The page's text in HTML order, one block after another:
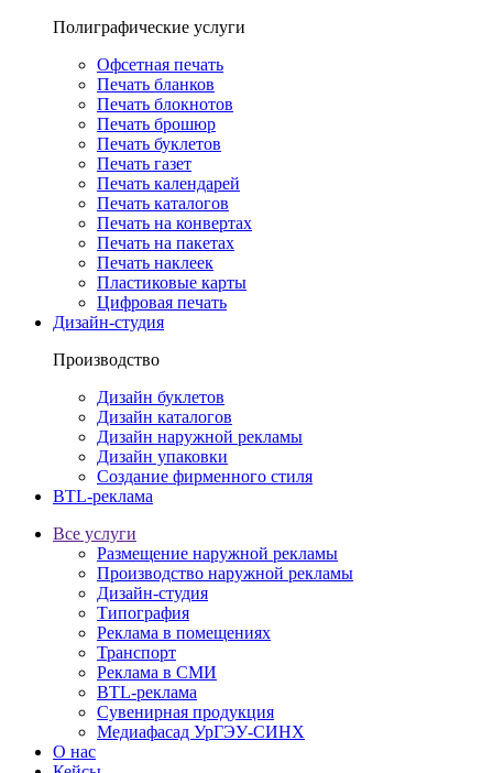
Полиграфические услуги
Офсетная печать
Печать бланков
Печать блокнотов
Печать брошюр
Печать буклетов
Печать газет
Печать календарей
Печать каталогов
Печать на конвертах
Печать на пакетах
Печать наклеек
Пластиковые карты
Цифровая печать
Дизайн-студия
Производство
Дизайн буклетов
Дизайн каталогов
Дизайн наружной рекламы
Дизайн упаковки
Создание фирменного стиля
BTL-реклама
Все услуги
Размещение наружной рекламы
Производство наружной рекламы
Дизайн-студия
Типография
Реклама в помещениях
Транспорт
Реклама в СМИ
BTL-реклама
Сувенирная продукция
Медиафасад УрГЭУ-СИНХ
О нас